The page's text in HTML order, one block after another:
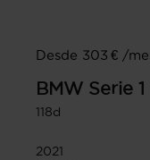
Desde 303 € /
BMW Serie 1
118d
2021